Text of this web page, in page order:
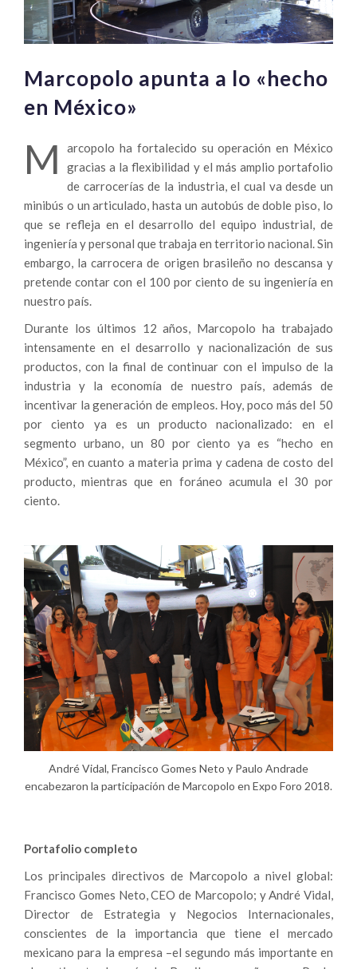
Marcopolo apunta a lo «hecho
en México»
M
arcopolo ha fortalecido su operación en México
gracias a la flexibilidad y el más amplio portafolio
de carrocerías de la industria, el cual va desde un
minibús o un articulado, hasta un autobús de doble piso, lo
que se refleja en el desarrollo del equipo industrial, de
ingeniería y personal que trabaja en territorio nacional. Sin
embargo, la carrocera de origen brasileño no descansa y
pretende contar con el 100 por ciento de su ingeniería en
nuestro país.
Durante los últimos 12 años, Marcopolo ha trabajado
intensamente en el desarrollo y nacionalización de sus
productos, con la final de continuar con el impulso de la
industria y la economía de nuestro país, además de
incentivar la generación de empleos. Hoy, poco más del 50
por ciento ya es un producto nacionalizado: en el
segmento urbano, un 80 por ciento ya es “hecho en
México”, en cuanto a materia prima y cadena de costo del
producto, mientras que en foráneo acumula el 30 por
ciento.
André Vidal, Francisco Gomes Neto y Paulo Andrade
encabezaron la participación de Marcopolo en Expo Foro 2018.
Portafolio completo
Los principales directivos de Marcopolo a nivel global:
Francisco Gomes Neto, CEO de Marcopolo; y André Vidal,
Director de Estrategia y Negocios Internacionales,
conscientes de la importancia que tiene el mercado
mexicano para la empresa –el segundo más importante en